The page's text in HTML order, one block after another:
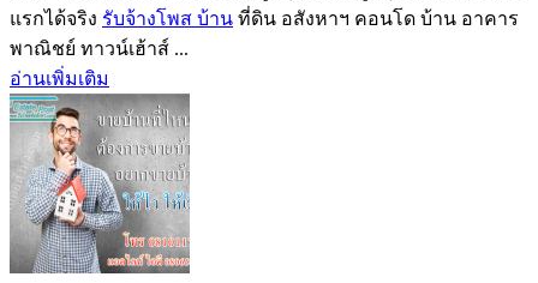
แรกได้จริง รับจ้างโพส บ้าน ที่ดิน อสังหาฯ คอนโด บ้าน อาคาร
พาณิชย์ ทาวน์เฮ้าส์ ...
อ่านเพิ่มเติม